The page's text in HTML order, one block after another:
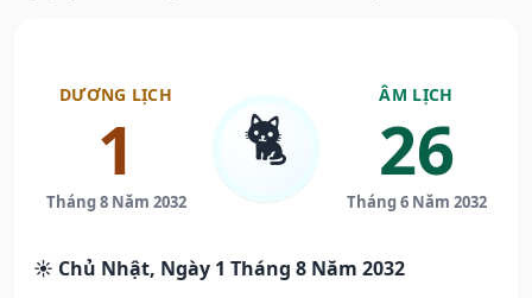
DƯƠNG LỊCH
1
Tháng 8 Năm 2032
🐈
ÂM LỊCH
26
Tháng 6 Năm 2032
☀️ Chủ Nhật, Ngày 1 Tháng 8 Năm 2032